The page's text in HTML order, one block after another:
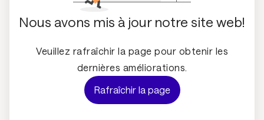
Nous avons mis à jour notre site web!
Veuillez rafraîchir la page pour obtenir les
dernières améliorations.
Rafraîchir la page